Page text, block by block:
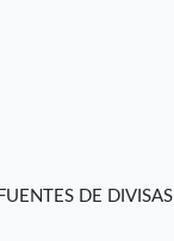
DE DIVISAS